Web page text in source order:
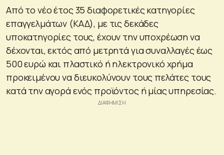
Από το νέο έτος 35 διαφορετικές κατηγορίες
επαγγελμάτων (ΚΑΔ), με τις δεκάδες
υποκατηγορίες τους, έχουν την υποχρέωση να
δέχονται, εκτός από μετρητά για συναλλαγές έως
500 ευρώ και πλαστικό ή ηλεκτρονικό χρήμα
προκειμένου να διευκολύνουν τους πελάτες τους
κατά την αγορά ενός προϊόντος ή μίας υπηρεσίας.